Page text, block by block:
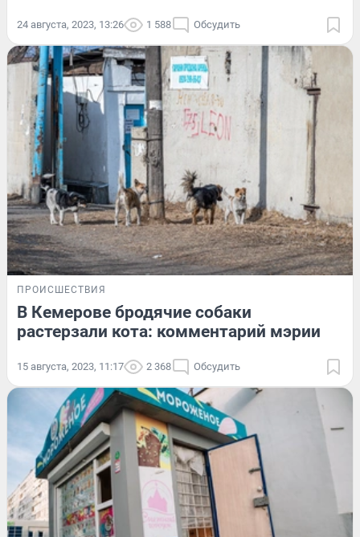
24 августа, 2023, 13:26 1 588 Обсудить
ПРОИСШЕСТВИЯ
В Кемерове бродячие собаки
растерзали кота: комментарий мэрии
15 августа, 2023, 11:17 2 368 Обсудить